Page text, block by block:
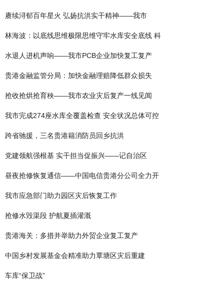
赓续浔郁百年星火 弘扬抗洪实干精神——我市
林海波：以底线思维极限思维守牢水库安全底线 科
水退人进机声响——我市PCB企业加快复工复产
贵港金融监管分局：加快金融理赔降低群众损失
抢收抢烘抢育秧——我市农业灾后复产一线见闻
我市完成274座水库全覆盖检查 安全状况总体可控
跨省驰援，三名贵港籍消防员回乡抗洪
党建领航强根基 实干担当促振兴——记自治区
昼夜抢修恢复通信——中国电信贵港分公司全力开
我市应急部门助力园区灾后恢复工作
抢修水毁渠段 护航夏插灌溉
贵港海关：多措并举助力外贸企业复工复产
中国乡村发展基金会精准助力覃塘区灾后重建
车库“保卫战”